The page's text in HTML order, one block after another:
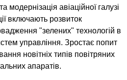
модернізація авіаційної галузі
включають розвиток
"зелених" технологій в
управління. Зростає попит
новітніх типів повітряних
апаратів.